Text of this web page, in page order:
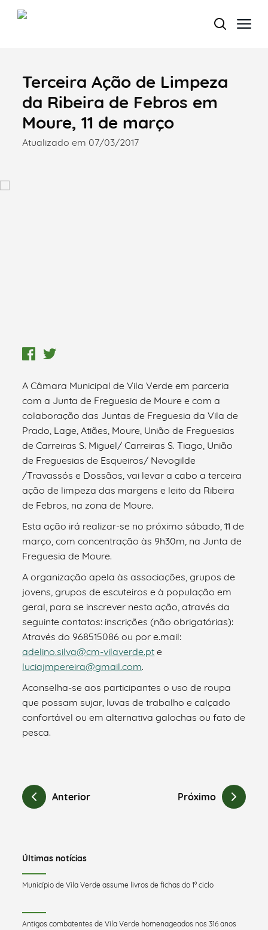
Termo de Pesquisa
Terceira Ação de Limpeza
da Ribeira de Febros em
Moure, 11 de março
Atualizado em 07/03/2017
A Câmara Municipal de Vila Verde em parceria
com a Junta de Freguesia de Moure e com a
colaboração das Juntas de Freguesia da Vila de
Prado, Lage, Atiães, Moure, União de Freguesias
de Carreiras S. Miguel/ Carreiras S. Tiago, União
de Freguesias de Esqueiros/ Nevogilde
/Travassós e Dossãos, vai levar a cabo a terceira
ação de limpeza das margens e leito da Ribeira
de Febros, na zona de Moure.
Esta ação irá realizar-se no próximo sábado, 11 de
março, com concentração às 9h30m, na Junta de
Freguesia de Moure.
A organização apela às associações, grupos de
jovens, grupos de escuteiros e à população em
geral, para se inscrever nesta ação, através da
seguinte contatos: inscrições (não obrigatórias):
Através do 968515086 ou por e.mail:
adelino.silva@cm-vilaverde.pt e
luciajmpereira@gmail.com.
Aconselha-se aos participantes o uso de roupa
que possam sujar, luvas de trabalho e calçado
confortável ou em alternativa galochas ou fato de
pesca.
Anterior Próximo
Últimas notícias
Município de Vila Verde assume livros de fichas do 1º ciclo
Antigos combatentes de Vila Verde homenageados nos 316 anos